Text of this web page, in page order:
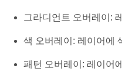
그라디언트 오버레이:
색 오버레이: 레이어에
패턴 오버레이: 레이어